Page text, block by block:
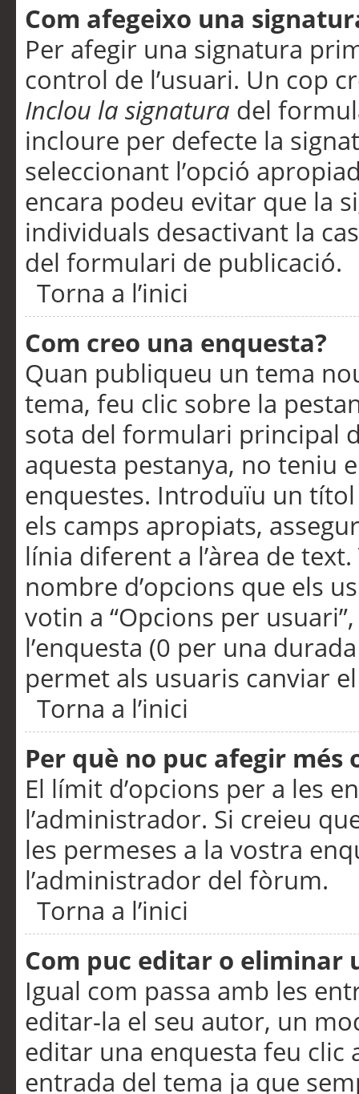
Com afegeixo una
Per afegir una signatura
control de l’usuari. Un cop
Inclou la signatura del
incloure per defecte la
seleccionant l’opció
encara podeu evitar que la
individuals desactivant la
del formulari de publicació.
Torna a l’inici
Com creo una enquesta?
Quan publiqueu un tema
tema, feu clic sobre la
sota del formulari principal
aquesta pestanya, no teniu
enquestes. Introduïu un
els camps apropiats,
línia diferent a l’àrea de
nombre d’opcions que els
votin a “Opcions per
l’enquesta (0 per una
permet als usuaris canviar
Torna a l’inici
Per què no puc afegir més
El límit d’opcions per a les
l’administrador. Si creieu
les permeses a la vostra
l’administrador del fòrum.
Torna a l’inici
Com puc editar o eliminar
Igual com passa amb les
editar-la el seu autor, un
editar una enquesta feu clic
entrada del tema ja que